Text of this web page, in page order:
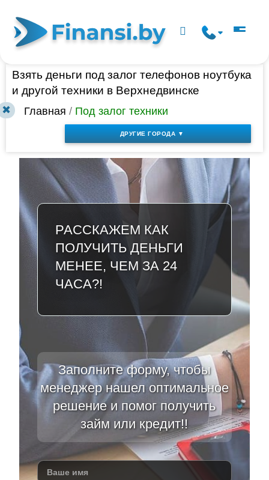
✖
Взять деньги под залог телефонов ноутбука
и другой техники в Верхнедвинске
Главная / Под залог техники
ДРУГИЕ ГОРОДА ▼
РАССКАЖЕМ КАК
ПОЛУЧИТЬ ДЕНЬГИ
МЕНЕЕ, ЧЕМ ЗА 24
ЧАСА?!
Заполните форму, чтобы
менеджер нашел оптимальное
решение и помог получить
займ или кредит!!